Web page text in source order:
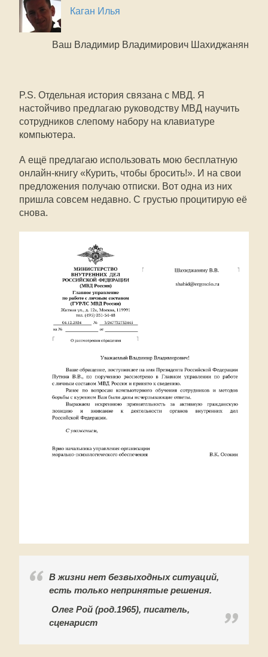
Каган Илья
Ваш Владимир Владимирович Шахиджанян
P.S. Отдельная история связана с МВД. Я
настойчиво предлагаю руководству МВД научить
сотрудников слепому набору на клавиатуре
компьютера.
А ещё предлагаю использовать мою бесплатную
онлайн-книгу «Курить, чтобы бросить!». И на свои
предложения получаю отписки. Вот одна из них
пришла совсем недавно. С грустью процитирую её
снова.
В жизни нет безвыходных ситуаций,
есть только непринятые решения.
Олег Рой (род.1965), писатель,
сценарист